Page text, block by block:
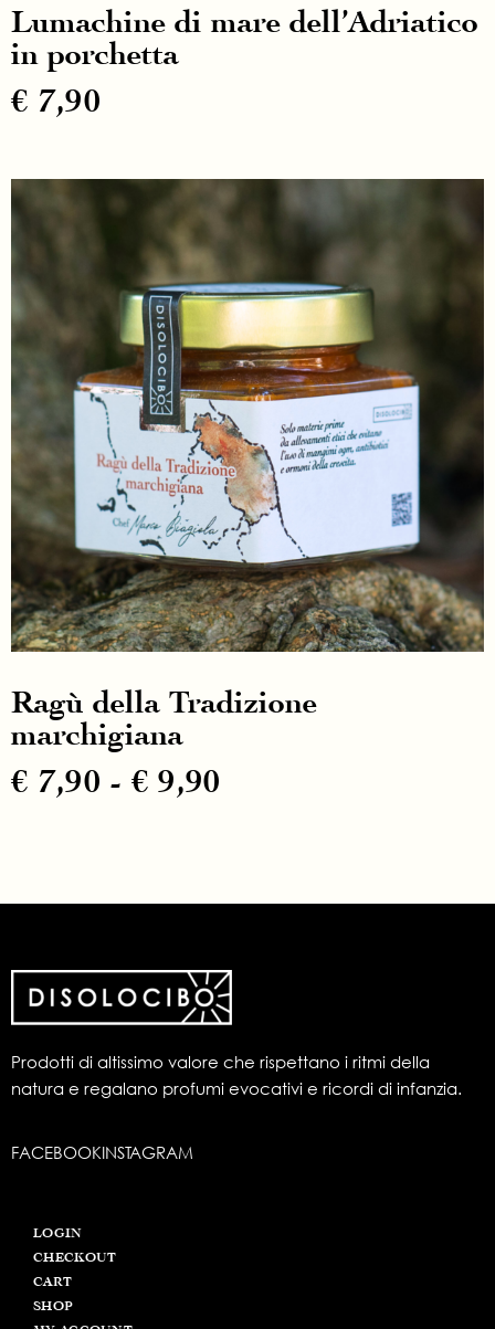
Lumachine di mare dell’Adriatico
in porchetta
€ 7,90
Ragù della Tradizione
marchigiana
€ 7,90 - € 9,90
Prodotti di altissimo valore che rispettano i ritmi della
natura e regalano profumi evocativi e ricordi di infanzia.
FACEBOOKINSTAGRAM
LOGIN
CHECKOUT
CART
SHOP